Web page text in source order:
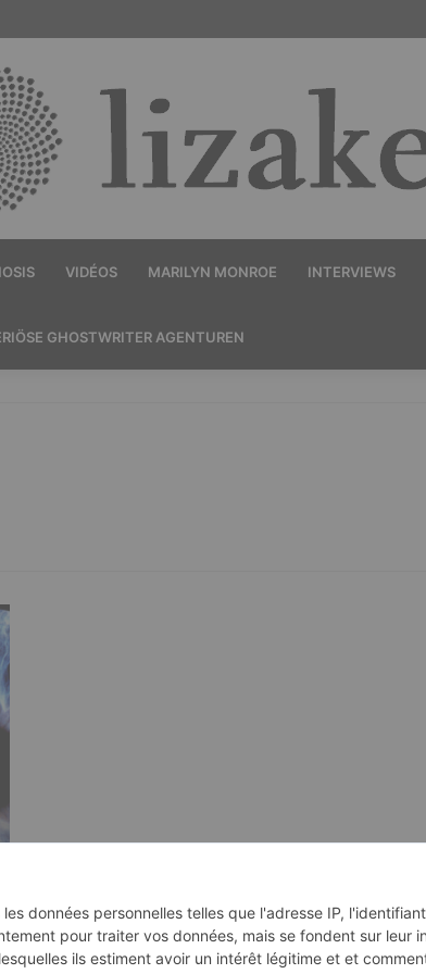
VIDÉOS MARILYN MONROE INTERVIEWS
GHOSTWRITER AGENTUREN